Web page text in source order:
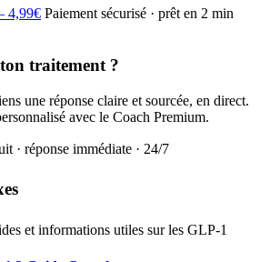
4,99€ Paiement sécurisé · prêt en 2 min
traitement ?
une réponse claire et sourcée, en direct.
avec le Coach Premium.
· réponse immédiate · 24/7
et informations utiles sur les GLP-1